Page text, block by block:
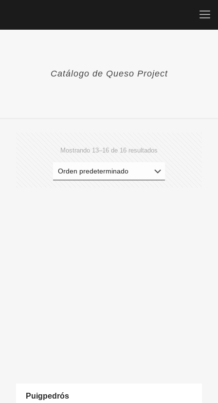
Catálogo de Queso Project
Mostrando 13–16 de 16 resultados
Puigpedrós